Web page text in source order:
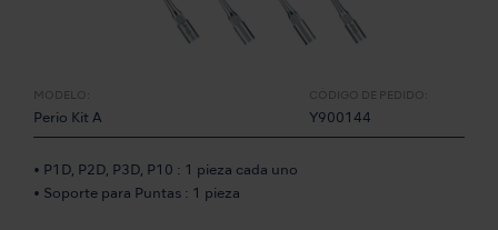
MODELO:
Perio Kit A
CÓDIGO DE PEDIDO:
Y900144
• P1D, P2D, P3D, P10 : 1 pieza cada uno
• Soporte para Puntas : 1 pieza